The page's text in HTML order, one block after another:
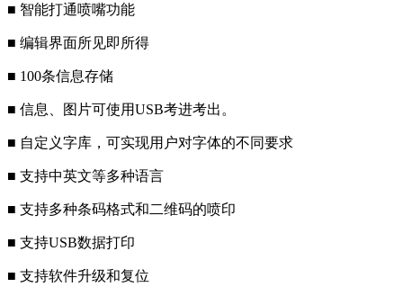
■ 智能打通喷嘴功能
■ 编辑界面所见即所得
■ 100条信息存储
■ 信息、图片可使用USB考进考出。
■ 自定义字库，可实现用户对字体的不同要求
■ 支持中英文等多种语言
■ 支持多种条码格式和二维码的喷印
■ 支持USB数据打印
■ 支持软件升级和复位